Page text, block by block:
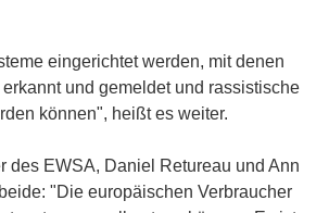
eingerichtet werden, mit denen
und gemeldet und rassistische
können", heißt es weiter.
des EWSA, Daniel Retureau und Ann
"Die europäischen Verbraucher